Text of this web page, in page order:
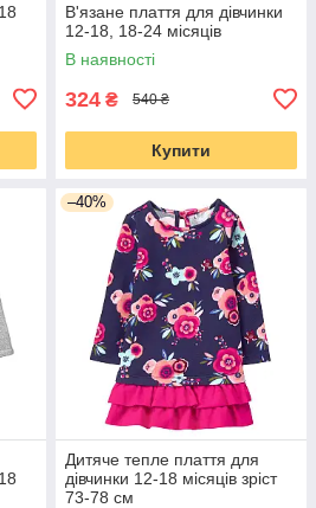
В'язане плаття для дівчинки
12-18, 18-24 місяців
В наявності
324 ₴ 540 ₴
Купити
–40%
Дитяче тепле плаття для
дівчинки 12-18 місяців зріст
73-78 см